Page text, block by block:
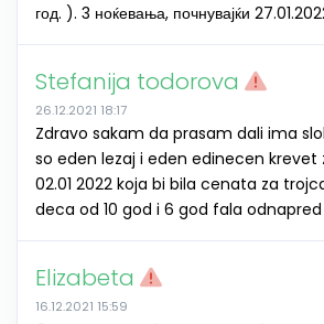
год. ). 3 ноќевања, почнувајќи
Stefanija todorova
26.12.2021 18:17
Zdravo sakam da prasam dali ima
so eden lezaj i eden edinecen krevet
02.01 2022 koja bi bila cenata za
deca od 10 god i 6 god fala odnapred
Elizabeta
16.12.2021 15:59